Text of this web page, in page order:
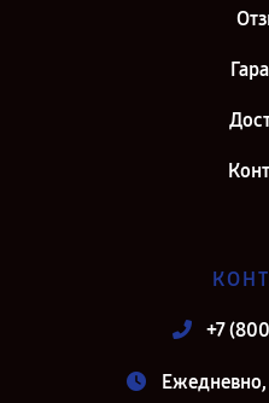
+7